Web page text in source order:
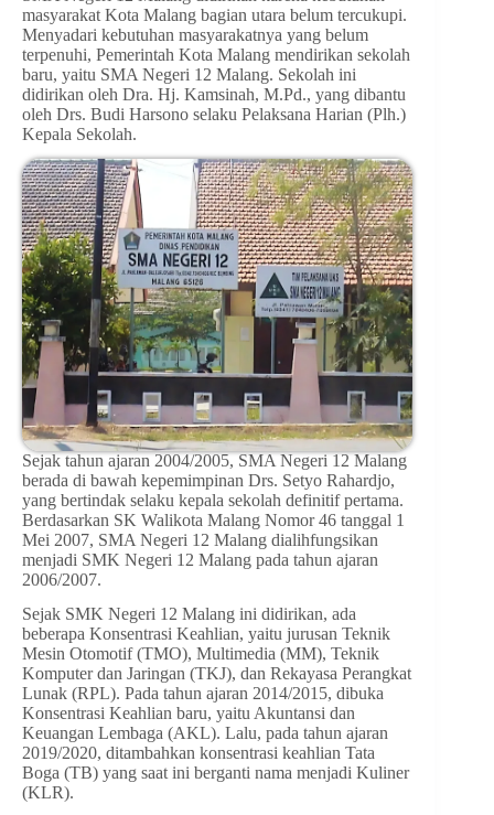
masyarakat Kota Malang bagian utara belum tercukupi.
Menyadari kebutuhan masyarakatnya yang belum
terpenuhi, Pemerintah Kota Malang mendirikan sekolah
baru, yaitu SMA Negeri 12 Malang. Sekolah ini
didirikan oleh Dra. Hj. Kamsinah, M.Pd., yang dibantu
oleh Drs. Budi Harsono selaku Pelaksana Harian (Plh.)
Kepala Sekolah.
Sejak tahun ajaran 2004/2005, SMA Negeri 12 Malang
berada di bawah kepemimpinan Drs. Setyo Rahardjo,
yang bertindak selaku kepala sekolah definitif pertama.
Berdasarkan SK Walikota Malang Nomor 46 tanggal 1
Mei 2007, SMA Negeri 12 Malang dialihfungsikan
menjadi SMK Negeri 12 Malang pada tahun ajaran
2006/2007.
Sejak SMK Negeri 12 Malang ini didirikan, ada
beberapa Konsentrasi Keahlian, yaitu jurusan Teknik
Mesin Otomotif (TMO), Multimedia (MM), Teknik
Komputer dan Jaringan (TKJ), dan Rekayasa Perangkat
Lunak (RPL). Pada tahun ajaran 2014/2015, dibuka
Konsentrasi Keahlian baru, yaitu Akuntansi dan
Keuangan Lembaga (AKL). Lalu, pada tahun ajaran
2019/2020, ditambahkan konsentrasi keahlian Tata
Boga (TB) yang saat ini berganti nama menjadi Kuliner
(KLR).